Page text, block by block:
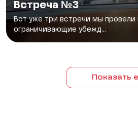
Встреча №3
Вот уже три встречи мы
ограничивающие убежд...
Показать